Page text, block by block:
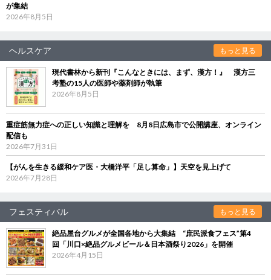
が集結
2026年8月5日
ヘルスケア もっと見る
現代書林から新刊『こんなときには、まず、漢方！』 漢方三
考塾の15人の医師や薬剤師が執筆
2026年8月5日
重症筋無力症への正しい知識と理解を 8月8日広島市で公開講座、オンライン
配信も
2026年7月31日
【がんを生きる緩和ケア医・大橋洋平「足し算命」】天空を見上げて
2026年7月28日
フェスティバル もっと見る
絶品屋台グルメが全国各地から大集結 “庶民派食フェス”第4
回「川口×絶品グルメビール＆日本酒祭り2026」を開催
2026年4月15日